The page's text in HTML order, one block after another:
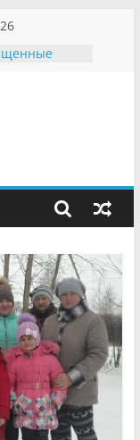
округа»
Интернет
крапчатые